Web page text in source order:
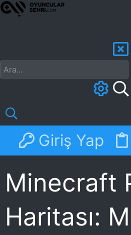
Forumlar
Giriş Yap
Minecraft
Haritası: